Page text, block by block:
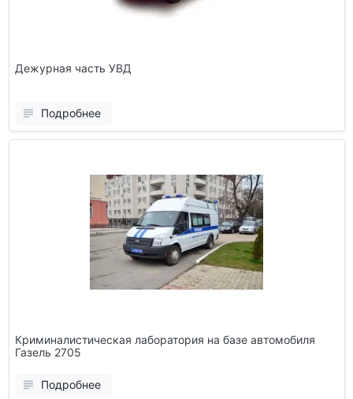
Дежурная часть УВД
Подробнее
Криминалистическая лаборатория на базе автомобиля
Газель 2705
Подробнее